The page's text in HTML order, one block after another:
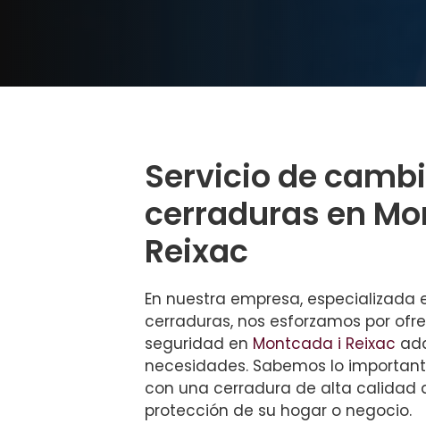
Servicio de
cerraduras en
Reixac
En nuestra empresa, especializada
cerraduras, nos esforzamos por
seguridad en Montcada i Reixac
necesidades. Sabemos lo
con una cerradura de alta calidad
protección de su hogar o negocio.